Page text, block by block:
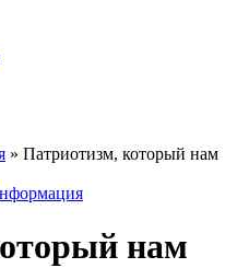
» Патриотизм, который нам
нам